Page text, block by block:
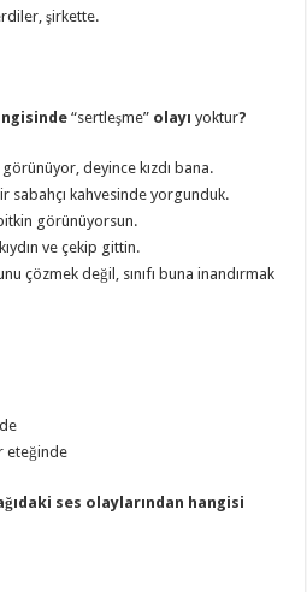
şirkette.
“sertleşme” olayı yoktur?
deyince kızdı bana.
sabahçı kahvesinde yorgunduk.
görünüyorsun.
ve çekip gittin.
çözmek değil, sınıfı buna inandırmak
eteğinde
ses olaylarından hangisi